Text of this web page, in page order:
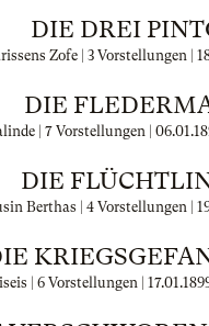
DIE DREI
Zofe | 3 Vorstellungen |
DIE
| 7 Vorstellungen |
DIE
Berthas | 4 Vorstellungen |
| 6 Vorstellungen |